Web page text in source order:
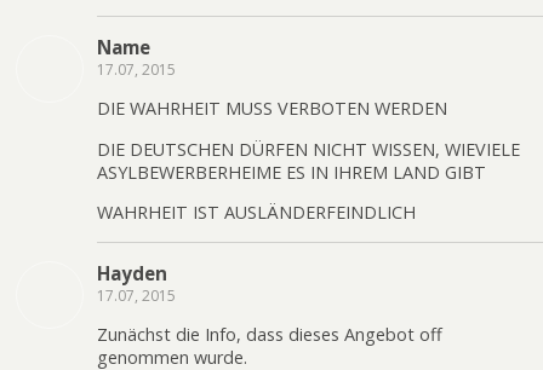
Name
17.07, 2015
DIE WAHRHEIT MUSS VERBOTEN WERDEN
DIE DEUTSCHEN DÜRFEN NICHT WISSEN, WIEVIELE
ASYLBEWERBERHEIME ES IN IHREM LAND GIBT
WAHRHEIT IST AUSLÄNDERFEINDLICH
Hayden
17.07, 2015
Zunächst die Info, dass dieses Angebot off
genommen wurde.